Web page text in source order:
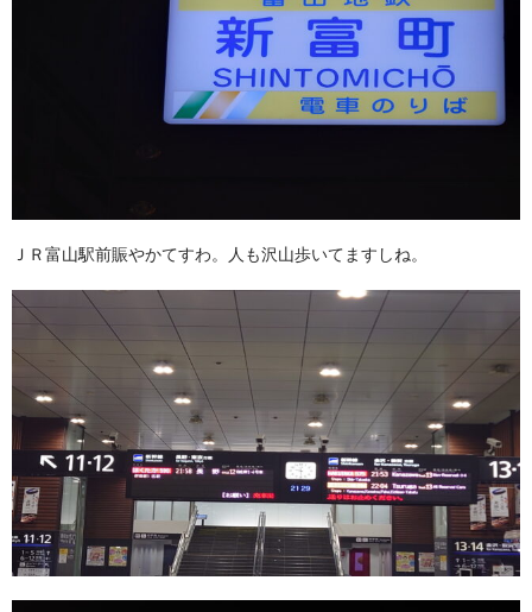
ＪＲ富山駅前賑やかてすわ。人も沢山歩いてますしね。